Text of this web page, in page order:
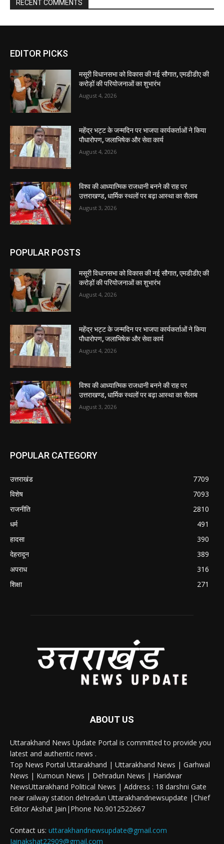
EDITOR PICKS
मसूरी विधानसभा को विकास की नई सौगात, एमडीडीए की
करोड़ों की परियोजनाओं का शुभारंभ
August 4, 2026
महेंद्र भट्ट के जन्मदिन पर भाजपा कार्यकर्ताओं ने किया
पौधारोपण, जलाभिषेक और सेवा कार्य
August 4, 2026
विश्व की आध्यात्मिक राजधानी बनने की राह पर
उत्तराखण्ड, धार्मिक स्थलों पर बढ़ा आस्था का सैलाब
August 3, 2026
POPULAR POSTS
मसूरी विधानसभा को विकास की नई सौगात, एमडीडीए की
करोड़ों की परियोजनाओं का शुभारंभ
August 4, 2026
महेंद्र भट्ट के जन्मदिन पर भाजपा कार्यकर्ताओं ने किया
पौधारोपण, जलाभिषेक और सेवा कार्य
August 4, 2026
विश्व की आध्यात्मिक राजधानी बनने की राह पर
उत्तराखण्ड, धार्मिक स्थलों पर बढ़ा आस्था का सैलाब
August 3, 2026
POPULAR CATEGORY
उत्तराखंड
7709
विशेष
7093
राजनीति
2810
धर्म
491
हादसा
390
देहरादून
389
अपराध
316
शिक्षा
271
ABOUT US
Uttarakhand News Update Portal is committed to provide you
latest and authentic news .
Top News Portal Uttarakhand | Uttarakhand News | Garhwal
News | Kumoun News | Dehradun News | Haridwar
NewsUttarakhand Political News | Address : 18 darshni Gate
near railway station dehradun Uttarakhandnewsupdate |Chief
Editor Akshat Jain|Phone No.9012522667
Contact us: uttarakhandnewsupdate@gmail.com
Jainakshat22909@gmail.com